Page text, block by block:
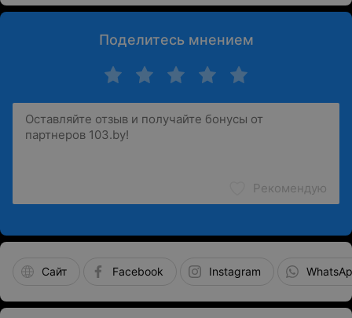
Поделитесь мнением
Рекомендую
Сайт Facebook Instagram